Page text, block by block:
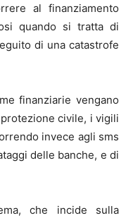
al finanziamento
quando si tratta di
di una catastrofe
finanziarie vengano
civile, i vigili
invece agli sms
delle banche, e di
che incide sulla